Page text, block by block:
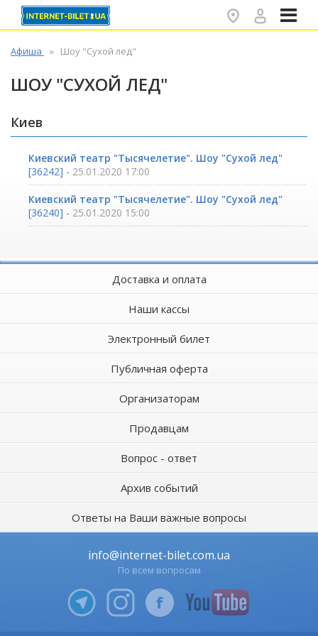
Афиша Шоу "Сухой лед"
ШОУ "СУХОЙ ЛЕД"
Киев
Киевский театр "Тысячелетие". Шоу "Сухой лед"
[36242] - 25.01.2020 17:00
Киевский театр "Тысячелетие". Шоу "Сухой лед"
[36240] - 25.01.2020 15:00
Доставка и оплата
Наши кассы
Электронный билет
Публичная оферта
Организаторам
Продавцам
Вопрос - ответ
Архив событий
Ответы на Ваши важные вопросы
info@internet-bilet.com.ua
По всем вопросам